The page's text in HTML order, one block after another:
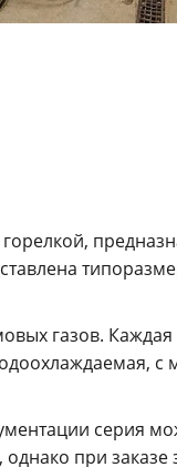
газов.
с
серия
при заказе